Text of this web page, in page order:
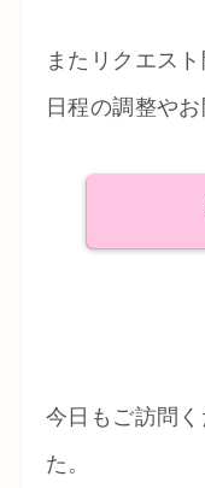
またリクエス
日程の調整や
今日もご訪問
た。